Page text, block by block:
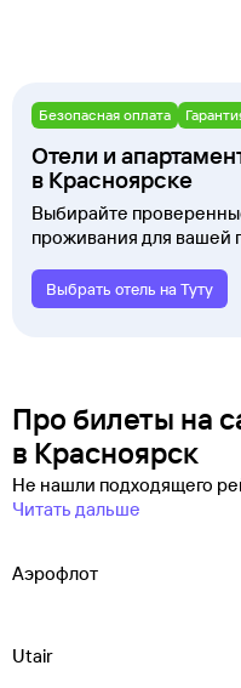
Безопасная оплата
Отели и
в Красноярске
Выбирайте
проживания для вашей
Выбрать отель на Туту
Про билеты на
в Красноярск
Не нашли подходящего
Читать дальше
Аэрофлот
Utair